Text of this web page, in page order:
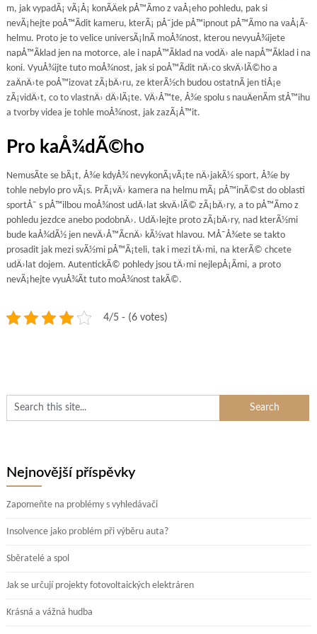
m, jak vypadÃ¡ vÃ¡Å¡ konÃ­Äek pÅ™Ã­mo z vaÅ¡eho pohledu, pak si
nevÃ¡hejte poÅ™Ã­dit kameru, kterÃ¡ pÅ¯jde pÅ™ipnout pÅ™Ã­mo na vaÅ¡Ã­
helmu. Proto je to velice universÃ¡lnÃ­ moÅ¾nost, kterou nevyuÅ¾ijete
napÅ™Ã­klad jen na motorce, ale i napÅ™Ã­klad na vodÄ› ale napÅ™Ã­klad i na
koni. VyuÅ¾ijte tuto moÅ¾nost, jak si poÅ™Ã­dit nÄ›co skvÄ›lÃ©ho a
zaÄnÄ›te poÅ™izovat zÃ¡bÄ›ru, ze kterÃ½ch budou ostatnÃ­ jen tiÅ¡e
zÃ¡vidÄ›t, co to vlastnÄ› dÄ›lÃ¡te. VÄ›Å™te, Å¾e spolu s nauÄenÃ­m stÅ™ihu
a tvorby videa je tohle moÅ¾nost, jak zazÃ¡Å™it.
Pro kaÅ¾dÃ©ho
NemusÃ­te se bÃ¡t, Å¾e kdyÅ¾ nevykonÃ¡vÃ¡te nÄ›jakÃ½ sport, Å¾e by
tohle nebylo pro vÃ¡s. PrÃ¡vÄ› kamera na helmumÃ¡ pÅ™inÃ©st do oblasti
sportÅ¯ s pÅ™ilbou moÅ¾nost udÄ›lat skvÄ›lÃ© zÃ¡bÄ›ry, a to pÅ™Ã­mo z
pohledu jezdce anebo podobnÄ›. UdÄ›lejte proto zÃ¡bÄ›ry, nad kterÃ½mi
bude kaÅ¾dÃ½ jen nevÄ›Å™Ã­cnÄ› kÃ½vat hlavou. MÅ¯Å¾ete se takto
prosadit jak mezi svÃ½mi pÅ™Ã¡teli, tak i mezi tÄ›mi, na kterÃ© chcete
udÄ›lat dojem. AutentickÃ© pohledy jsou tÄ›mi nejlepÅ¡Ã­mi, a proto
nevÃ¡hejte vyuÅ¾Ã­t tuto moÅ¾nost takÃ©.
4/5 - (6 votes)
Nejnovější příspěvky
Zapomeňte na problémy s vyhledávači
Insolvence jako problém při výběru auta?
Sběratelé a spol
Jak se určují projekty fotovoltaických elektráren
Krásná a vážná hudba